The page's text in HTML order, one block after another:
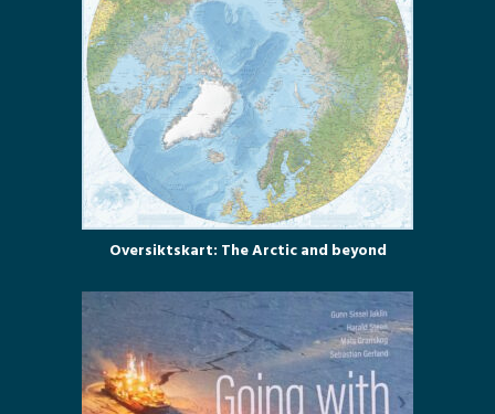
Oversiktskart: The Arctic and beyond